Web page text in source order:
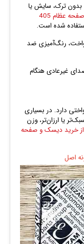
ترک، سایش یا
عظام 405
شده است.
رنگ‌آمیزی ضد
غیرعادی هنگام
دارد. در بسیاری
یا ارزان‌تر، وزن
از خرید دیسک و صفحه
اصل